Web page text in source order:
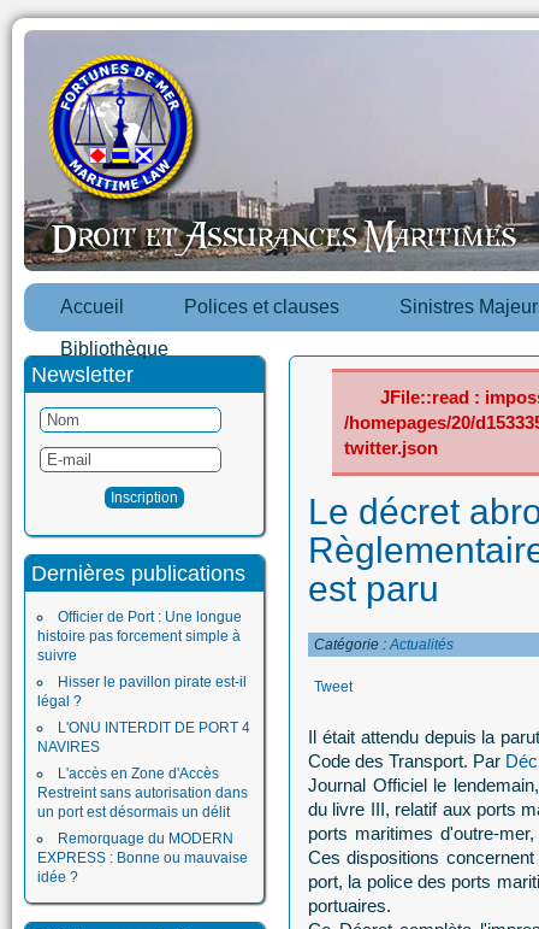
Accueil Polices et clauses Sinistres
Bibliothèque
Newsletter
Dernières publications
Officier de Port : Une longue
histoire pas forcement simple à
suivre
Hisser le pavillon pirate est-il
légal ?
L'ONU INTERDIT DE PORT 4
NAVIRES
L'accès en Zone d'Accès
Restreint sans autorisation dans
un port est désormais un délit
Remorquage du MODERN
EXPRESS : Bonne ou mauvaise
idée ?
JFile::read :
/homepages/20/
twitter.json
Le décret
est paru
Catégorie :Actualités
Tweet
Il était attendu depuis la
Code des Transport. Par
Journal Officiel le
du livre III, relatif aux ports
ports maritimes d'outre-
Ces dispositions
port, la police des ports
portuaires.